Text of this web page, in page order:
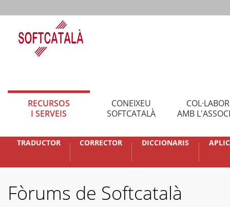
RECURSOS
I SERVEIS
CONEIXEU
SOFTCATALÀ
AMB
TRADUCTOR CORRECTOR DICCIONARIS
Fòrums de Softcatalà